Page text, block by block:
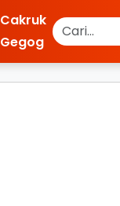
Cakruk
Gegog